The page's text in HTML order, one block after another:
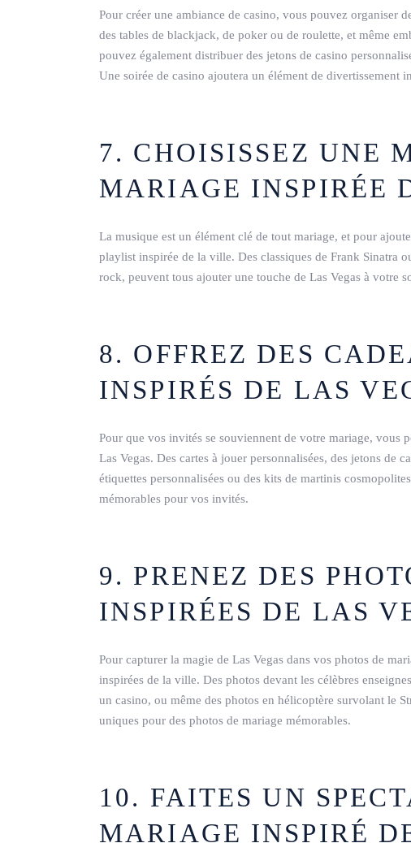
Pour créer une ambiance de casino, vous pouvez organiser
des tables de blackjack, de poker ou de roulette, et même
pouvez également distribuer des jetons de casino
Une soirée de casino ajoutera un élément de divertissement
7. CHOISISSEZ UNE
MARIAGE INSPIRÉE
La musique est un élément clé de tout mariage, et pour
playlist inspirée de la ville. Des classiques de Frank Sinatra
rock, peuvent tous ajouter une touche de Las Vegas à votre
8. OFFREZ DES
INSPIRÉS DE LAS
Pour que vos invités se souviennent de votre mariage, vous
Las Vegas. Des cartes à jouer personnalisées, des jetons de
étiquettes personnalisées ou des kits de martinis
mémorables pour vos invités.
9. PRENEZ DES
INSPIRÉES DE LAS
Pour capturer la magie de Las Vegas dans vos photos de
inspirées de la ville. Des photos devant les célèbres
un casino, ou même des photos en hélicoptère survolant le
uniques pour des photos de mariage mémorables.
10. FAITES UN
MARIAGE INSPIRÉ